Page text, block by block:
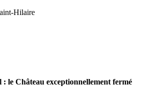
Hilaire
: le Château exceptionnellement fermé